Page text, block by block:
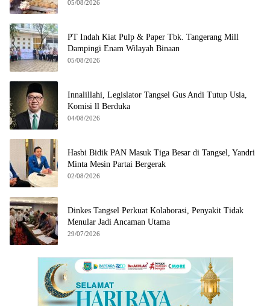
Crispy di Serpong
05/08/2026
PT Indah Kiat Pulp & Paper Tbk. Tangerang Mill
Dampingi Enam Wilayah Binaan
05/08/2026
Innalillahi, Legislator Tangsel Gus Andi Tutup Usia,
Komisi ll Berduka
04/08/2026
Hasbi Bidik PAN Masuk Tiga Besar di Tangsel, Yandri
Minta Mesin Partai Bergerak
02/08/2026
Dinkes Tangsel Perkuat Kolaborasi, Penyakit Tidak
Menular Jadi Ancaman Utama
29/07/2026